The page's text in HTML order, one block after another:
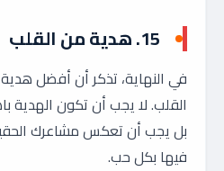
15. هدية من القلب
في النهاية، تذكر أن أفضل
القلب. لا يجب أن تكون الهدية
بل يجب أن تعكس مشاعرك
فيها بكل حب.